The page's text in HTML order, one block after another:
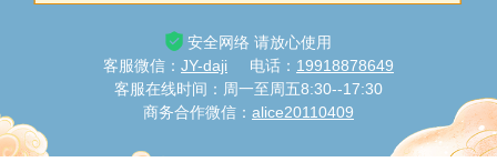
安全网络 请放心使用
客服微信： JY-daji 电话： 19918878649
客服在线时间：周一至周五8:30--17:30
商务合作微信： alice20110409
甘棠购买了测算
浅沫购买了测算
11分钟之前
渴死的鱼购买了测算